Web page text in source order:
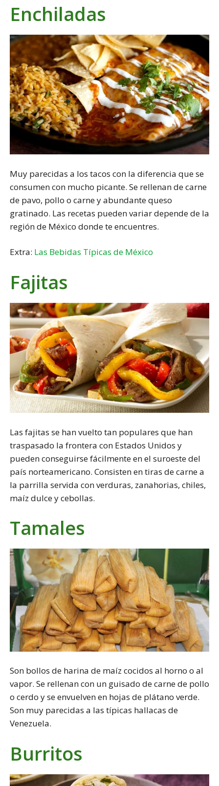
Enchiladas
Muy parecidas a los tacos con la diferencia que se
consumen con mucho picante. Se rellenan de carne
de pavo, pollo o carne y abundante queso
gratinado. Las recetas pueden variar depende de la
región de México donde te encuentres.
Extra: Las Bebidas Típicas de México
Fajitas
Las fajitas se han vuelto tan populares que han
traspasado la frontera con Estados Unidos y
pueden conseguirse fácilmente en el suroeste del
país norteamericano. Consisten en tiras de carne a
la parrilla servida con verduras, zanahorias, chiles,
maíz dulce y cebollas.
Tamales
Son bollos de harina de maíz cocidos al horno o al
vapor. Se rellenan con un guisado de carne de pollo
o cerdo y se envuelven en hojas de plátano verde.
Son muy parecidas a las típicas hallacas de
Venezuela.
Burritos